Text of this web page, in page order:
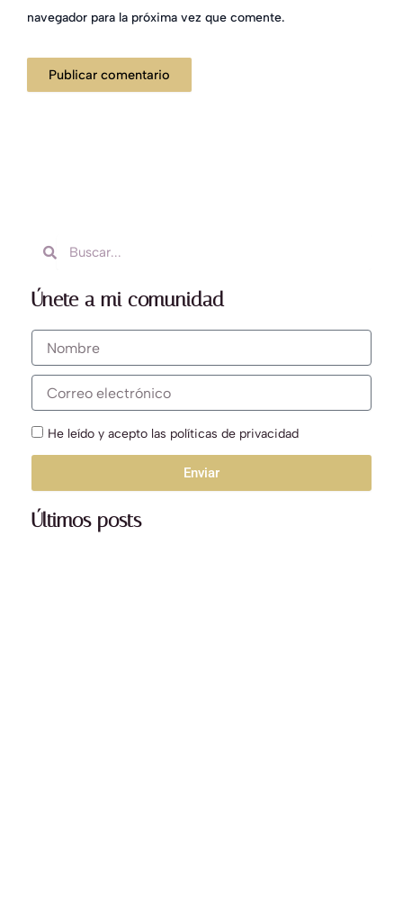
navegador para la próxima vez que comente.
BuscarBuscar
Únete a mi comunidad
Nombre
Correo
electrónico
He leído y acepto las políticas de privacidad
Enviar
Alternative:
Últimos posts